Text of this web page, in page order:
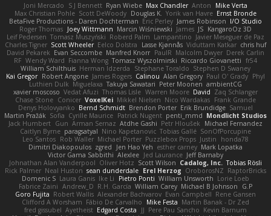
Joni Mercado S J Bennett Ryan Wiebe Max Chandler Anton
Mike Verta
Max Christian Pohle Scott DeWoody Douglas K. Yorik van Havre Ernst Bronde
BetaFive Productions - Daren Dochterman Eric Perley James Robinson I/O Studio
Roger Thomas Joey Wittmann Marcin Wiśniewski James JS KangaroOz 3D
Leif Pedersen Tomasz Muszyński Roberd Palm Lampantino Javier Meseguer de Paz
Charles Tigner Scott Wheeler Eelco Dolstra Lasse Kjønnås Viduttam Katkar chris huf
David Pekarek Evan Seccombe Manfred Knorr PaulR Malcolm Dwyer Derek Carlin
RF Wendy Ward Fianna Wong Tomasz Wyszolmirski Riccardo Giovanetti fr54
William Schilthuis Herman Idzerda Stephane Toraldo Stephen D Swaney
Kai Gregor Robert Angone James Rogers Calinou Alan Gregory Paul O' Grady Phyl
Luthien Dulk Miguelaxa Takuya Sawatari Peter Moonen ambientCG
xavier moscoso Vedat Afuzi Thomas Lisle Warren Moore David Zaq Schlanger
Chase Stone Conicer VoxelKei Mikkel Nielsen Nico Wardakas Frank Grande
Denys Holovyanko Bernd Schmidt Brendon Porter Erik Brundidge Samuel
Martin Pražák Sofia Cyrille Maurice Patrick Nugent penti_mmd Mondlicht Studios
Jack Humbert Gun Arman Sernaz Atdhe Gashi Petr Hloušek
Michael Fernandez
Caitlyn Byrne paragsatyal Nino Kapetanovic Tobias Gallé SonOfPorcupine
Leo Santos Rob Waller Michael Porter Puzzlebox Props Justin
honda78
Dimitri Diakopoulos zgred Jen Hao Yeh esther carney Mark Lopatka
Victor Gama Sabbithi Alexlee Jed Laurance Jeff Barnaby
Johnathan Alan Vanderpool Oliver Hotz Scott Wilson Cadalog, Inc. Tobias Rösli
Rick Palmer Neal Huston sean dunderdale Erel Herzog OroborosNZ RaptorBricks
Domenic S Laura Ganis Ike Li Pietro Ponti William Unsworth Lorie Loeb
Fabrice Zaini Andrew_D R.H. García William Carey Michael B Johnson
G.P
Goro Fujita Robert Wallis Alexander Bachvarov Evan Campbell Rene Gansen
Clifford A Worsham Fábio De Carvalho Mike Festa Martin Banak - Dr Zed
fred gissubel Ayetheist Edgard Costa JJ Pere Pau Sancho Kevin Barnum